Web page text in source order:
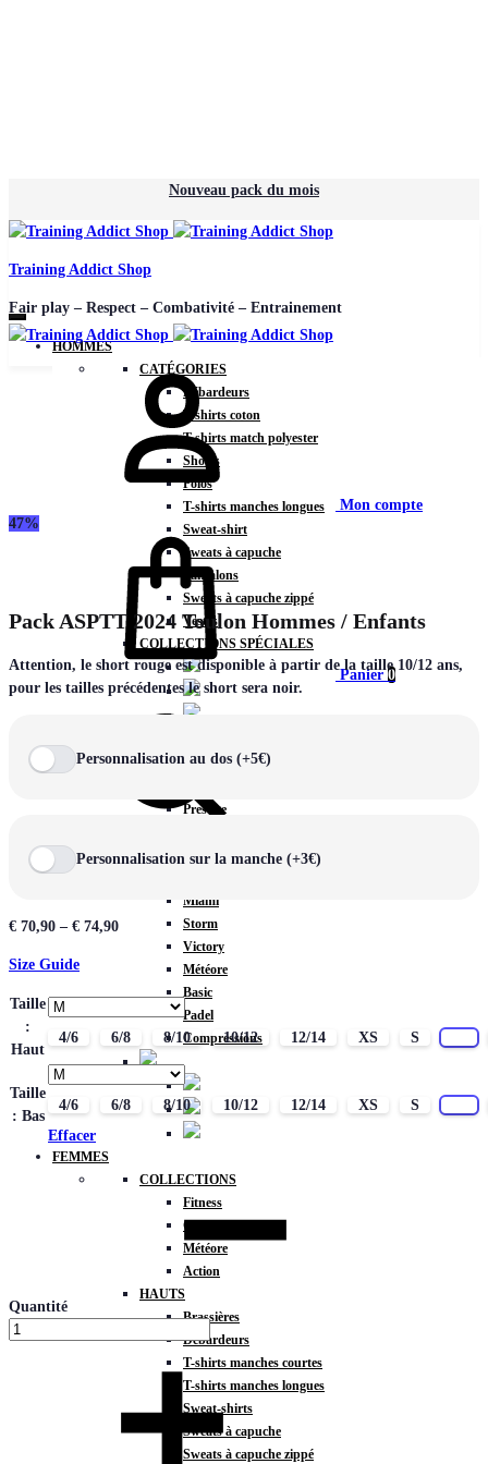
Nouveau pack du mois
Training Addict Shop
Fair play – Respect – Combativité – Entrainement
HOMMES
CATÉGORIES
Débardeurs
T-shirts coton
T-shirts match polyester
Shorts
Polos
T-shirts manches longues
Sweat-shirt
Sweats à capuche
Pantalons
Sweats à capuche zippé
Vestes
COLLECTIONS SPÉCIALES
Prestige
TA Court
Miami
Storm
Victory
Météore
Basic
Padel
Compressions
FEMMES
COLLECTIONS
Fitness
Gravity
Météore
Action
HAUTS
Brassières
Débardeurs
T-shirts manches courtes
T-shirts manches longues
Sweat-shirts
Sweats à capuche
Sweats à capuche zippé
Mon compte
Panier 0
47%
Pack ASPTT 2024 Toulon Hommes / Enfants
Attention, le short rouge est disponible à partir de la taille 10/12 ans,
pour les tailles précédentes le short sera noir.
Personnalisation au dos (+5€)
Personnalisation sur la manche (+3€)
€ 70,90 – € 74,90
Size Guide
Taille
:
Haut
4/6 6/8 8/10 10/12 12/14 XS S
Taille
: Bas
4/6 6/8 8/10 10/12 12/14 XS S
Effacer
Quantité